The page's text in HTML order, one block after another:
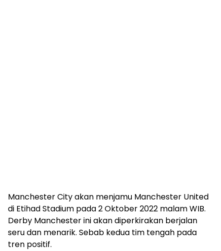
Manchester City akan menjamu Manchester United
di Etihad Stadium pada 2 Oktober 2022 malam WIB.
Derby Manchester ini akan diperkirakan berjalan
seru dan menarik. Sebab kedua tim tengah pada
tren positif.